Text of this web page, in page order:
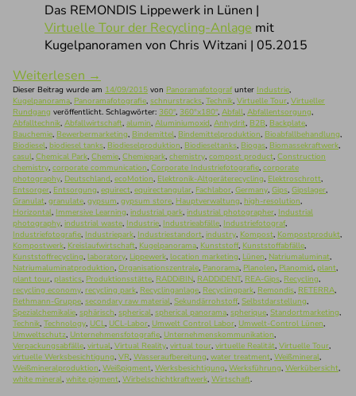
Das REMONDIS Lippewerk in Lünen |
Virtuelle Tour der Recycling-Anlage mit
Kugelpanoramen von Chris Witzani | 05.2015
Weiterlesen →
Dieser Beitrag wurde am 14/09/2015 von Panoramafotografunter Industrie,
Kugelpanorama, Panoramafotografie, schnurstracks, Technik, Virtuelle Tour, Virtueller
Rundgang veröffentlicht. Schlagwörter: 360°, 360°x180°, Abfall, Abfallentsorgung,
Abfalltechnik, Abfallwirtschaft, alumin, Aluminiumoxid, Anhydrit, B2B, Backplate,
Bauchemie, Bewerbermarketing, Bindemittel, Bindemittelproduktion, Bioabfallbehandlung,
Biodiesel, biodiesel tanks, Biodieselproduktion, Biodieseltanks, Biogas, Biomassekraftwerk,
casul, Chemical Park, Chemie, Chemiepark, chemistry, compost product, Construction
chemistry, corporate communication, Corporate Industriefotografie, corporate
photography, Deutschland, ecoMotion, Elektronik-Altgeräterecycling, Elektroschrott,
Entsorger, Entsorgung, equirect, equirectangular, Fachlabor, Germany, Gips, Gipslager,
Granulat, granulate, gypsum, gypsum store, Hauptverwaltung, high-resolution,
Horizontal, Immersive Learning, industrial park, industrial photographer, Industrial
photography, industrial waste, Industrie, Industrieabfälle, Industriefotograf,
Industriefotografie, Industriepark, Industriestandort, industry, Kompost, Kompostprodukt,
Kompostwerk, Kreislaufwirtschaft, Kugelpanorama, Kunststoff, Kunststoffabfälle,
Kunststoffrecycling, laboratory, Lippewerk, location marketing, Lünen, Natriumaluminat,
Natriumaluminatproduktion, Organisationszentrale, Panorama, Planolen, Planomid, plant,
plant tour, plastics, Produktionsstätte, RADDiBIN, RADDiDENT, REA-Gips, Recycling,
recycling economy, recycling park, Recyclinganlage, Recyclingpark, Remondis, RETERRA,
Rethmann-Gruppe, secondary raw material, Sekundärrohstoff, Selbstdarstellung,
Spezialchemikalie, sphärisch, spherical, spherical panorama, spherique, Standortmarketing,
Technik, Technology, UCL, UCL-Labor, Umwelt Control Labor, Umwelt-Control Lünen,
Umweltschutz, Unternehmensfotografie, Unternehmenskommunikation,
Verpackungsabfälle, virtual, Virtual Reality, virtual tour, virtuelle Realität, Virtuelle Tour,
virtuelle Werksbesichtigung, VR, Wasseraufbereitung, water treatment, Weißmineral,
Weißmineralproduktion, Weißpigment, Werksbesichtigung, Werksführung, Werkübersicht,
white mineral, white pigment, Wirbelschichtkraftwerk, Wirtschaft.